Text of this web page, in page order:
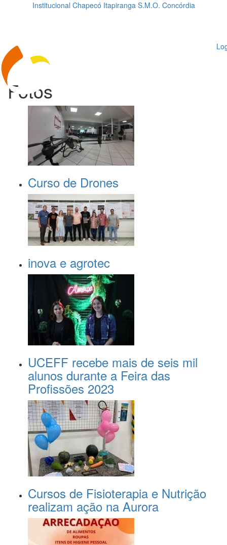
Institucional Chapecó Itapiranga S.M.O. Concórdia
Fotos
Curso de Drones
inova e agrotec
UCEFF recebe mais de seis mil
alunos durante a Feira das
Profissões 2023
Cursos de Fisioterapia e Nutrição
realizam ação na Aurora